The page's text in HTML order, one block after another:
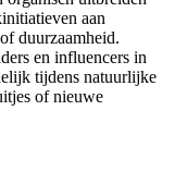
aan
duurzaamheid.
en influencers in
tijdens natuurlijke
of nieuwe